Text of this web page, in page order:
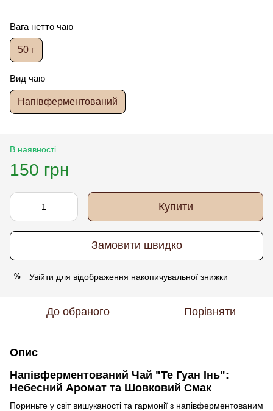
Вага нетто чаю
50 г
Вид чаю
Напівферментований
В наявності
150 грн
Купити
Замовити швидко
% Увійти для відображення накопичувальної знижки
До обраного Порівняти
Опис
Напівферментований Чай "Те Гуан Інь":
Небесний Аромат та Шовковий Смак
Пориньте у світ вишуканості та гармонії з напівферментованим